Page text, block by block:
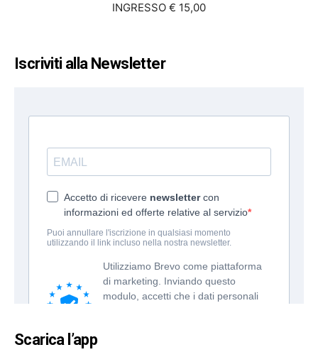
INGRESSO € 15,00
Iscriviti alla Newsletter
Scarica l’app